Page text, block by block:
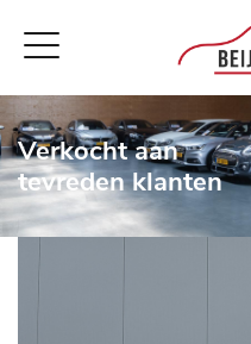
Verkocht aan
tevreden klanten